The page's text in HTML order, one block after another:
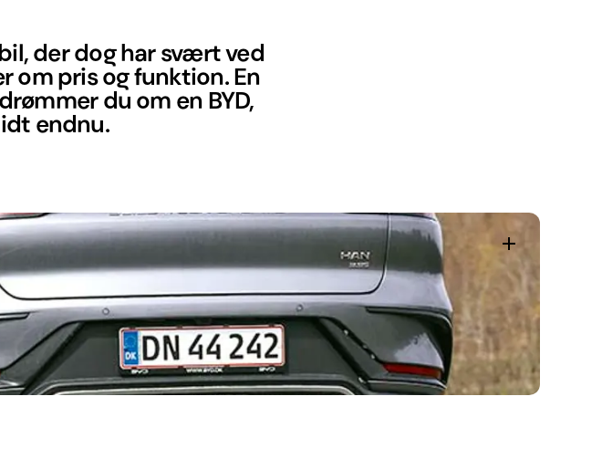
der dog har svært ved
om pris og funktion. En
du om en BYD,
endnu.